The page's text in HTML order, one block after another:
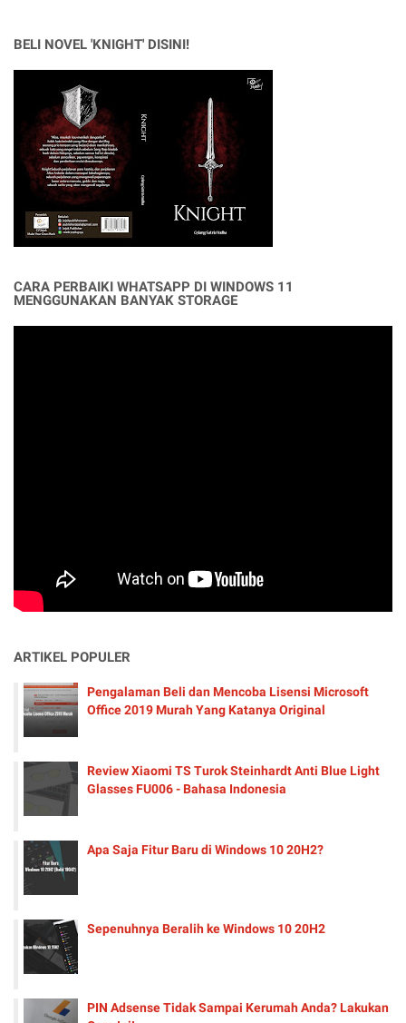
BELI NOVEL 'KNIGHT' DISINI!
CARA PERBAIKI WHATSAPP DI WINDOWS 11
MENGGUNAKAN BANYAK STORAGE
ARTIKEL POPULER
Pengalaman Beli dan Mencoba Lisensi Microsoft
Office 2019 Murah Yang Katanya Original
Review Xiaomi TS Turok Steinhardt Anti Blue Light
Glasses FU006 - Bahasa Indonesia
Apa Saja Fitur Baru di Windows 10 20H2?
Sepenuhnya Beralih ke Windows 10 20H2
PIN Adsense Tidak Sampai Kerumah Anda? Lakukan